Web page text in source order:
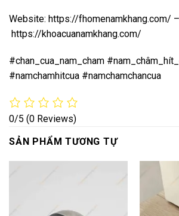
Website: https://fhomenamkhang.com/ –
https://khoacuanamkhang.com/
#chan_cua_nam_cham
#namchamhitcua #namchamchancua
0/5 (0 Reviews)
SẢN PHẨM TƯƠNG TỰ